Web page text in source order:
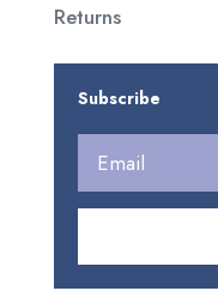
Returns
Subscribe